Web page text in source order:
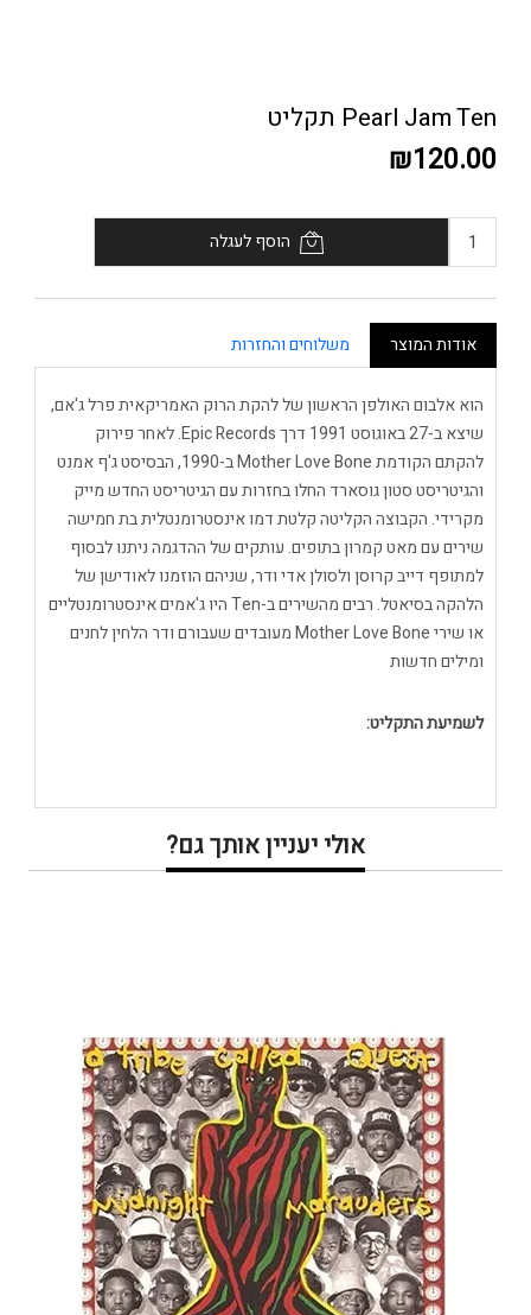
Pearl Jam Ten תקליט
₪120.00
הוסף לעגלה
אודות המוצר משלוחים והחזרות
הוא אלבום האולפן הראשון של להקת הרוק האמריקאית פרל ג'אם,
שיצא ב-27 באוגוסט 1991 דרך Epic Records. לאחר פירוק
להקתם הקודמת Mother Love Bone ב-1990, הבסיסט ג'ף אמנט
והגיטריסט סטון גוסארד החלו בחזרות עם הגיטריסט החדש מייק
מקרידי. הקבוצה הקליטה קלטת דמו אינסטרומנטלית בת חמישה
שירים עם מאט קמרון בתופים. עותקים של ההדגמה ניתנו לבסוף
למתופף דייב קרוסן ולסולן אדי ודר, שניהם הוזמנו לאודישן של
הלהקה בסיאטל. רבים מהשירים ב-Ten היו ג'אמים אינסטרומנטליים
או שירי Mother Love Bone מעובדים שעבורם ודר הלחין לחנים
ומילים חדשות
לשמיעת התקליט:
אולי יעניין אותך גם?